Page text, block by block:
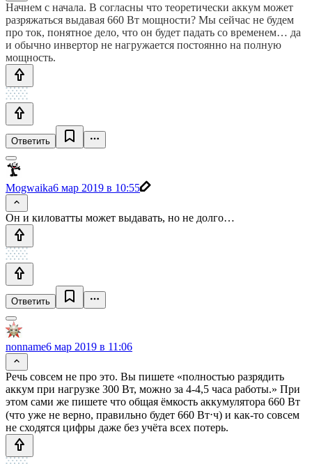
Начнем с начала. В согласны что теоретически аккум может
разряжаться выдавая 660 Вт мощности? Мы сейчас не будем
про ток, понятное дело, что он будет падать со временем… да
и обычно инвертор не нагружается постоянно на полную
мощность.
Ответить
Mogwaika6 мар 2019 в 10:55
Он и киловатты может выдавать, но не долго…
Ответить
nonname6 мар 2019 в 11:06
Речь совсем не про это. Вы пишете «полностью разрядить
аккум при нагрузке 300 Вт, можно за 4-4,5 часа работы.» При
этом сами же пишете что общая ёмкость аккумулятора 660 Вт
(что уже не верно, правильно будет 660 Вт⋅ч) и как-то совсем
не сходятся цифры даже без учёта всех потерь.